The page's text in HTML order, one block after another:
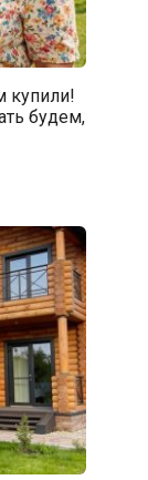
купили!
будем,